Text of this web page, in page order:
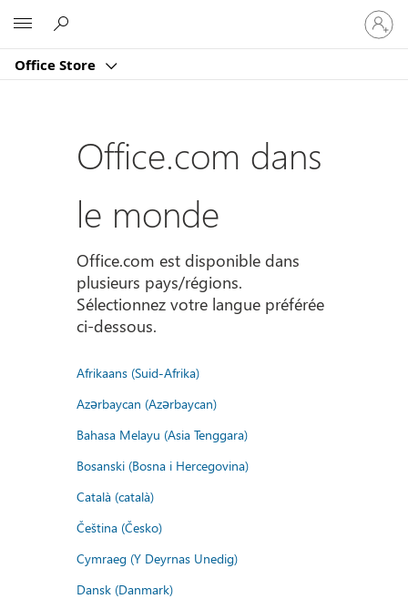
Office Store
vous
à
compte
Office.com dans
le monde
Office.com est disponible dans
plusieurs pays/régions.
Sélectionnez votre langue préférée
ci-dessous.
Afrikaans (Suid-Afrika)
Azərbaycan (Azərbaycan)
Bahasa Melayu (Asia Tenggara)
Bosanski (Bosna i Hercegovina)
Català (català)
Čeština (Česko)
Cymraeg (Y Deyrnas Unedig)
Dansk (Danmark)